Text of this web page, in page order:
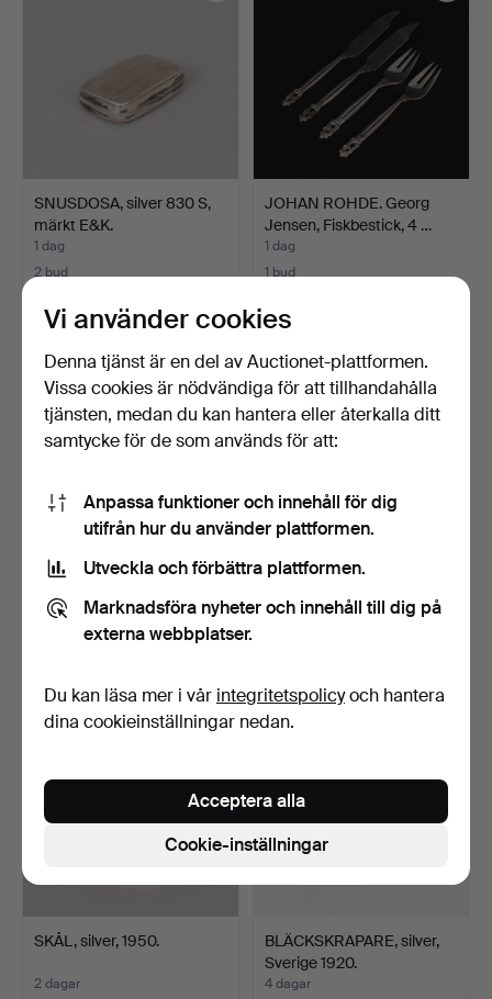
SNUSDOSA, silver 830 S,
märkt E&K.
1 dag
2 bud
JOHAN ROHDE. Georg
Jensen, Fiskbestick, 4 …
1 dag
1 bud
WWII Allied Coin Set. Silver,
Limited Edit…
1 dag
VÄGGRELIEF, plåt, Stora
1 dag
SKÅL, silver, 1950.
2 dagar
BLÄCKSKRAPARE, silver,
Sverige 1920.
4 dagar
Vi använder cookies
Denna tjänst är en del av Auctionet-plattformen.
Vissa cookies är nödvändiga för att tillhandahålla
tjänsten, medan du kan hantera eller återkalla ditt
samtycke för de som används för att:
Anpassa funktioner och innehåll för dig
utifrån hur du använder plattformen.
Utveckla och förbättra plattformen.
Marknadsföra nyheter och innehåll till dig på
externa webbplatser.
Du kan läsa mer i vår integritetspolicyoch hantera
dina cookieinställningar nedan.
Cookie-inställningar
Acceptera alla